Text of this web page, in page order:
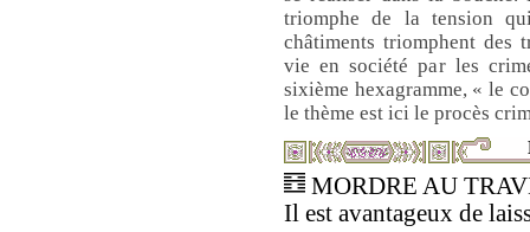
triomphe de la tension
châtiments triomphent des
vie en société par les
sixième hexagramme, « le
le thème est ici le procès
MORDRE AU
Il est avantageux de